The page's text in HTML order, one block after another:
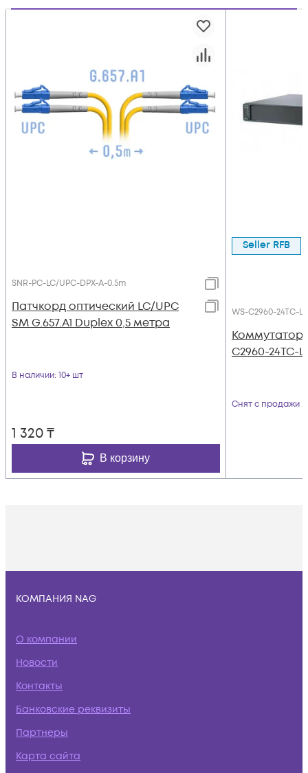
SNR-PC-LC/UPC-DPX-A-0.5m
Патчкорд оптический LC/UPC
SM G.657.A1 Duplex 0,5 метра
В наличии: 10+ шт
1 320₸
В корзину
Seller RFB
WS-C2960-24TC-L
Коммутатор
C2960-24TC-L
Снят с продажи
КОМПАНИЯ NAG
О компании
Новости
Контакты
Банковские реквизиты
Партнеры
Карта сайта